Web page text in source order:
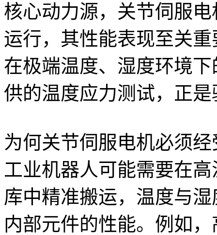
核心动力源，关节伺服
运行，其性能表现至关
在极端温度、湿度环境
供的温度应力测试，正
为何关节伺服电机必须
工业机器人可能需要在
库中精准搬运，温度与
内部元件的性能。例如